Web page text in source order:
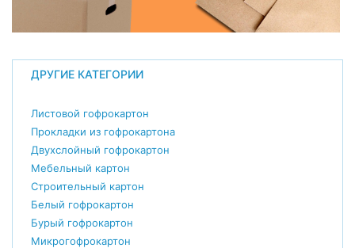
ДРУГИЕ КАТЕГОРИИ
Листовой гофрокартон
Прокладки из гофрокартона
Двухслойный гофрокартон
Мебельный картон
Строительный картон
Белый гофрокартон
Бурый гофрокартон
Микрогофрокартон